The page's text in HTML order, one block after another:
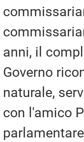
anni, il
Governo
naturale,
con l'amico